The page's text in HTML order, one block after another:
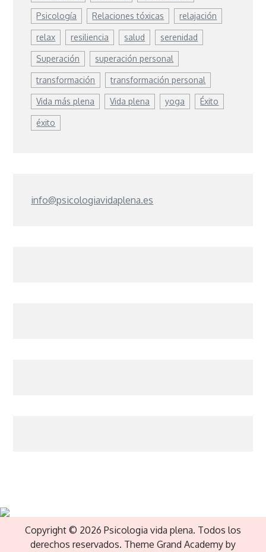
Psicología Relaciones tóxicas relajación
relax resiliencia salud serenidad
Superación superación personal
transformación transformación personal
Vida más plena Vida plena yoga Éxito
éxito
info@psicologiavidaplena.es
Copyright © 2026 Psicologia vida plena. Todos los
derechos reservados. Theme Grand Academy by